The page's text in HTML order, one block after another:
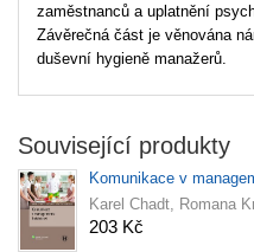
zaměstnanců a uplatnění
Závěrečná část je věnována
duševní hygieně manažerů.
Související produkty
Komunikace v
Karel Chadt, Romana
203 Kč